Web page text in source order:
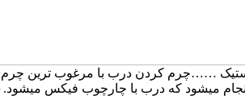
……چرم کردن درب با مرغوب ترین چرم
درب با چارچوب فیکس میشود.۰۹۱۹۶۳۷۵۸۰۰-۰۹۳۰۷۸۰۱۷۸۸مهندس دولتی